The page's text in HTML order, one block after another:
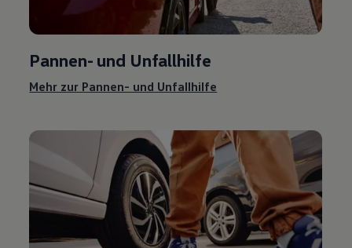
Pannen- und Unfallhilfe
Mehr zur Pannen- und Unfallhilfe